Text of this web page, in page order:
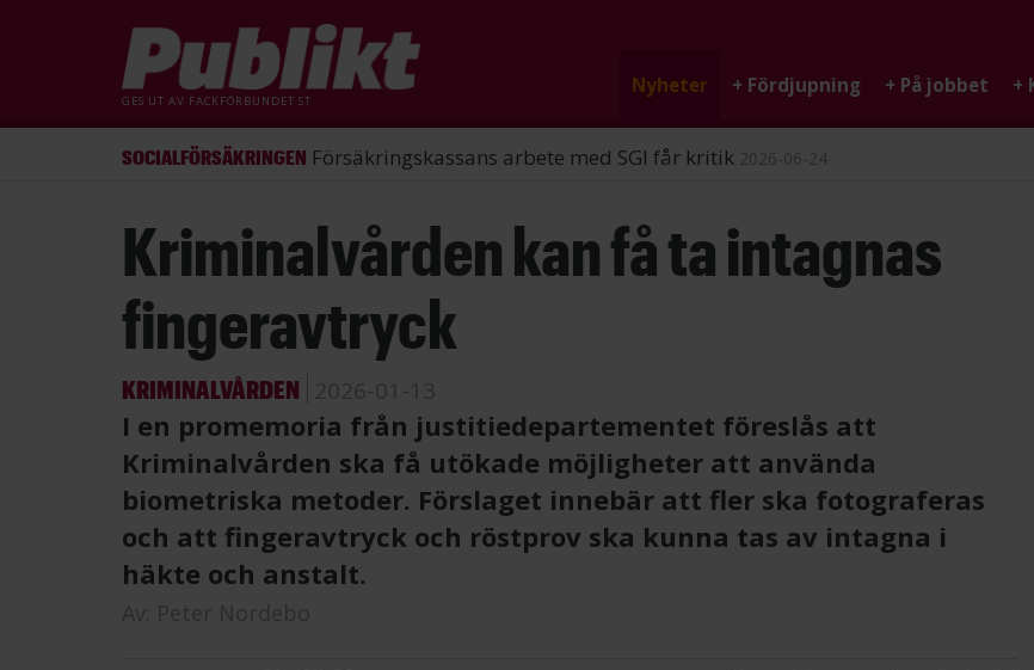
huvudinnehåll
GES UT AV FACKFÖRBUNDET ST
Nyheter + Fördjupning + På jobbet +
ARBETSRÄTT ST förlorade mål mot Energimyndigheten 2026-06-25
Kriminalvården kan få ta intagnas
fingeravtryck
KRIMINALVÅRDEN
I en promemoria från justitiedepartementet föreslås att
Kriminalvården ska få utökade möjligheter att använda
biometriska metoder. Förslaget innebär att fler ska fotograferas
och att fingeravtryck och röstprov ska kunna tas av intagna i
häkte och anstalt.